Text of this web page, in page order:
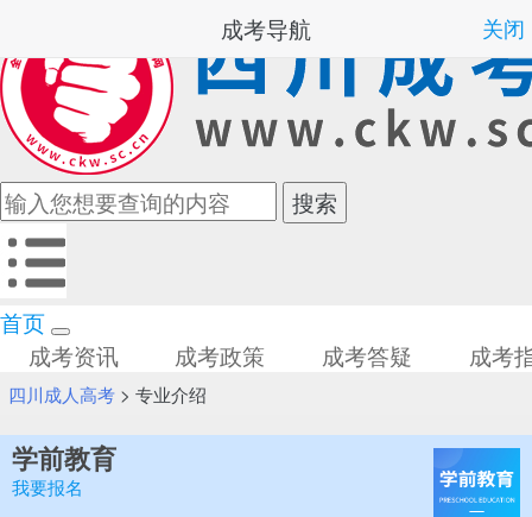
首页
成考资讯
成考政策 成考答疑 成考
四川成人高考> 专业介绍
学前教育
我要报名
成考导航 关闭